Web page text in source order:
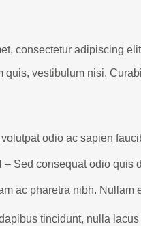
consectetur adipiscing
quis, vestibulum nisi.
odio ac sapien
– Sed consequat odio quis
ac pharetra nibh. Nullam
tincidunt, nulla